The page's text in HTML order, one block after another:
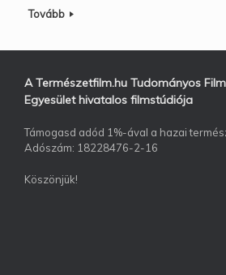
Tovább
A Természetfilm.hu Tudományos
Egyesület hivatalos filmstúdiója
Támogasd adód 1%-ával a hazai
Adószám: 18228476-2-16
Köszönjük!